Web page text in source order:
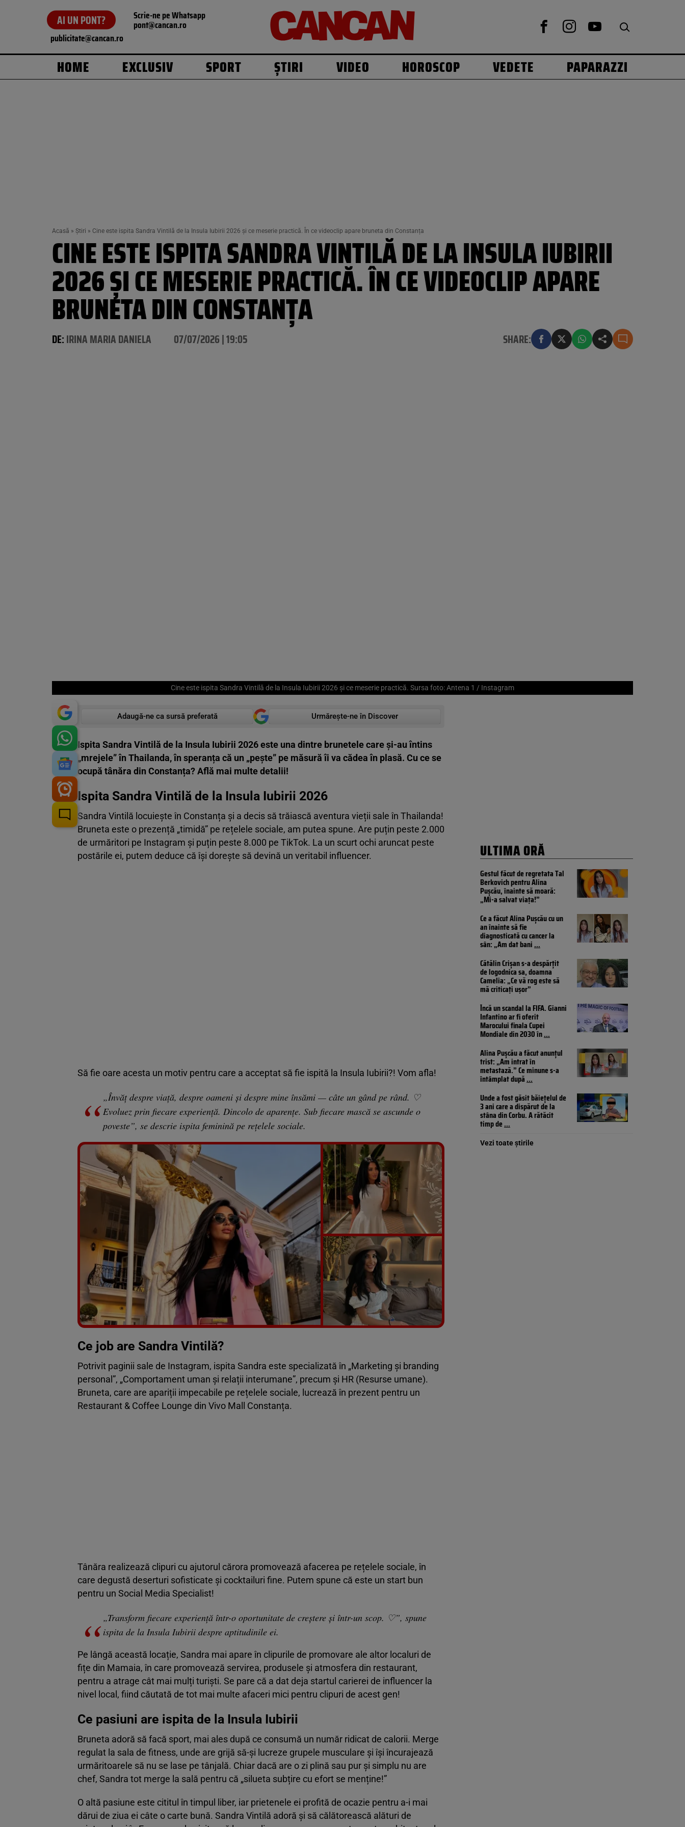
AI UN PONT? Scrie-ne pe Whatsapp
pont@cancan.ro
publicitate@cancan.ro
HOME EXCLUSIV SPORT ȘTIRI VIDEO HOROSCOP VEDETE PAPARAZZI
Acasă » Știri » Cine este ispita Sandra Vintilă de la Insula Iubirii 2026 și ce meserie practică. În ce videoclip apare bruneta din Constanța
CINE ESTE ISPITA SANDRA VINTILĂ DE LA INSULA IUBIRII
2026 ȘI CE MESERIE PRACTICĂ. ÎN CE VIDEOCLIP APARE
BRUNETA DIN CONSTANȚA
DE:IRINA MARIA DANIELA 07/07/2026 | 19:05 SHARE:
Cine este ispita Sandra Vintilă de la Insula Iubirii 2026 și ce meserie practică. Sursa foto: Antena 1 / Instagram
Adaugă-ne ca sursă preferată Urmărește-ne în Discover
Ispita Sandra Vintilă de la Insula Iubirii 2026 este una dintre brunetele care și-au întins
„mrejele” în Thailanda, în speranța că un „pește” pe măsură îi va cădea în plasă. Cu ce se
ocupă tânăra din Constanța? Află mai multe detalii!
Ispita Sandra Vintilă de la Insula Iubirii 2026
Sandra Vintilă locuiește în Constanța și a decis să trăiască aventura vieții sale în Thailanda!
Bruneta este o prezență „timidă” pe rețelele sociale, am putea spune. Are puțin peste 2.000
de urmăritori pe Instagram și puțin peste 8.000 pe TikTok. La un scurt ochi aruncat peste
postările ei, putem deduce că își dorește să devină un veritabil influencer.
Să fie oare acesta un motiv pentru care a acceptat să fie ispită la Insula Iubirii?! Vom afla!
„Învăț despre viață, despre oameni și despre mine însămi — câte un gând pe rând. ♡
Evoluez prin fiecare experiență. Dincolo de aparențe. Sub fiecare mască se ascunde o
poveste”, se descrie ispita feminină pe rețelele sociale.
Vezi galeria foto
Ce job are Sandra Vintilă?
Potrivit paginii sale de Instagram, ispita Sandra este specializată în „Marketing și branding
personal”, „Comportament uman și relații interumane”, precum și HR (Resurse umane).
Bruneta, care are apariții impecabile pe rețelele sociale, lucrează în prezent pentru un
Restaurant & Coffee Lounge din Vivo Mall Constanța.
Tânăra realizează clipuri cu ajutorul cărora promovează afacerea pe rețelele sociale, în
care degustă deserturi sofisticate și cocktailuri fine. Putem spune că este un start bun
pentru un Social Media Specialist!
„Transform fiecare experiență într-o oportunitate de creștere și într-un scop. ♡”, spune
ispita de la Insula Iubirii despre aptitudinile ei.
Pe lângă această locație, Sandra mai apare în clipurile de promovare ale altor localuri de
fițe din Mamaia, în care promovează servirea, produsele și atmosfera din restaurant,
pentru a atrage cât mai mulți turiști. Se pare că a dat deja startul carierei de influencer la
nivel local, fiind căutată de tot mai multe afaceri mici pentru clipuri de acest gen!
Ce pasiuni are ispita de la Insula Iubirii
Bruneta adoră să facă sport, mai ales după ce consumă un număr ridicat de calorii. Merge
regulat la sala de fitness, unde are grijă să-și lucreze grupele musculare și își încurajează
urmăritoarele să nu se lase pe tânjală. Chiar dacă are o zi plină sau pur și simplu nu are
chef, Sandra tot merge la sală pentru că „silueta subțire cu efort se menține!”
O altă pasiune este cititul în timpul liber, iar prietenele ei profită de ocazie pentru a-i mai
dărui de ziua ei câte o carte bună. Sandra Vintilă adoră și să călătorească alături de
ULTIMA ORĂ
Gestul făcut de regretata Tal
Berkovich pentru Alina
Pușcău, înainte să moară:
„Mi-a salvat viața!”
Ce a făcut Alina Pușcău cu un
an înainte să fie
diagnosticată cu cancer la
sân: „Am dat bani...
Cătălin Crișan s-a despărțit
de logodnica sa, doamna
Camelia: „Ce vă rog este să
mă criticați ușor”
Încă un scandal la FIFA. Gianni
Infantino ar fi oferit
Marocului finala Cupei
Mondiale din 2030 în...
Alina Pușcău a făcut anunțul
trist: „Am intrat în
metastază.” Ce minune s-a
întâmplat după...
Unde a fost găsit băiețelul de
3 ani care a dispărut de la
stâna din Corbu. A rătăcit
timp de...
Vezi toate știrile